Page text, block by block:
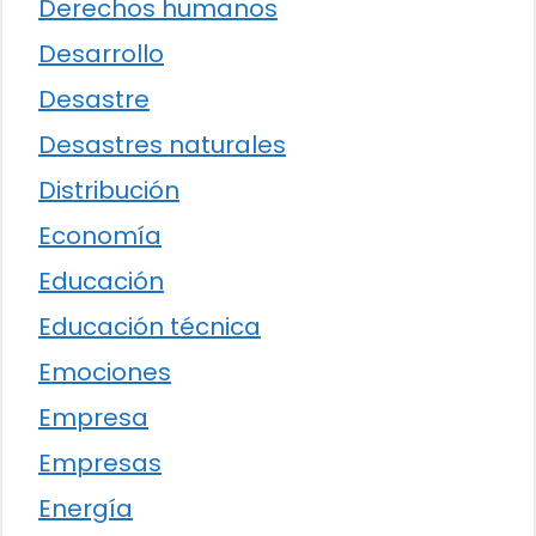
Derechos humanos
Desarrollo
Desastre
Desastres naturales
Distribución
Economía
Educación
Educación técnica
Emociones
Empresa
Empresas
Energía